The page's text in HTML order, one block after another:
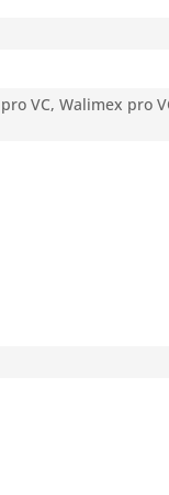
VC, Walimex pro